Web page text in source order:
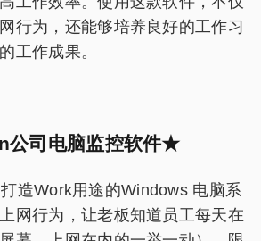
行为，还能够培养良好的工作习
工作成果。
司电脑监控软件★
造Work用途的Windows 电脑系
网行为，让老板知道员工每天在